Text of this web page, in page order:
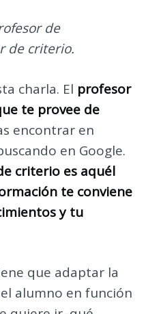
de
de criterio.
charla. El profesor
te provee de
encontrar en
en Google.
criterio es aquél
te conviene
y tu
que adaptar la
alumno en función